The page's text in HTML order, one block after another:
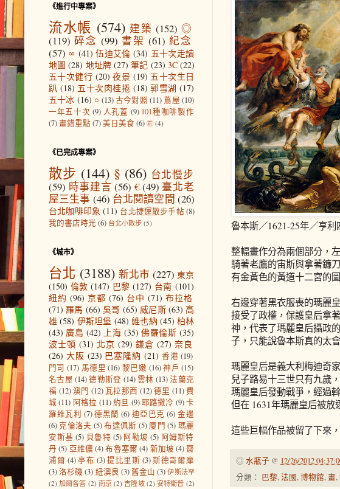
魯本斯／1621-25年／亨
整幅畫作分為兩個部分，
騎著老鷹的宙斯與拿著鐮
有金黃色的黃道十二宮的
右邊穿著黑衣服喪的瑪麗
接受了政權，保護皇后拿
神，代表了瑪麗皇后攝政
子，只能說魯本斯真的太
瑪麗皇后是義大利梅迪奇
兒子路易十三世只有九歲
瑪麗皇后發動戰爭，經過
但在 1631年瑪麗皇后被放
這些巨幅作品被留了下來
◎ 水瓶子 @ 12/26/2012
分類： 巴黎,法國,博物館,畫,
《進行中專案》
流水帳 (574) 建築 (152) ◎
(119) 碎念 (99) 書架 (61) 紀念
(57) ∞ (41) 伍迪艾倫 (34) 五十次走讀
地圖 (28) 地址牌 (27) 筆記 (23) 3C (22)
五十次健行 (20) 夜景 (19) 五十次生日
趴 (18) 五十次肉桂捲 (18) 郭雪湖 (17)
五十冰 (16) ○ (13)古今對照 (11) 蔦屋 (10)
一年五十次 (9) 人孔蓋 (9) 101種咖啡製作
(7)畫錯重點 (7)美日美食 (6) ㊣ (4)
《已完成專案》
散步 (144) § (86) 台北慢步
(59) 時事建言 (56) € (49) 臺北老
屋三生事 (46) 台北閱讀空間 (26)
台北咖啡印象 (11) 台北捷運散步手帖 (8)
我的書店時光 (6) 台北小散步 (5)
《城市》
台北 (3188) 新北市 (227) 東京
(150) 倫敦 (147) 巴黎 (127) 台南 (101)
紐約 (96) 京都 (76) 台中 (71) 布拉格
(71) 羅馬 (66) 吳哥 (65) 威尼斯 (63) 高
雄 (58) 伊斯坦堡 (48) 維也納 (45) 柏林
(43) 廣島 (42) 上海 (35) 佛羅倫斯 (35)
波士頓 (31) 北京 (29) 鎌倉 (27) 奈良
(26) 大阪 (23) 巴塞隆納 (21) 香港 (19)
門司 (17) 馬德里 (16) 黎巴嫩 (16) 神戶 (15)
名古屋 (14) 德勒斯登 (14)雲林 (13)法蘭克
福 (12) 澳門 (12)瓦拉那西 (12) 德里 (11) 費
城 (11) 阿格拉 (11)約旦 (9) 耶路撒冷 (9)卡
羅維瓦利 (7) 德黑蘭 (6) 迪亞巴克 (6) 金邊
(6) 克倫洛夫 (5)布達佩斯 (5) 廈門 (5) 瑪麗
安斯基 (5) 貝魯特 (5) 阿勒坡 (5) 阿姆斯特
丹 (5) 亞維儂 (4) 布魯塞爾 (4) 新加坡 (4) 齋
浦爾 (4) 亭布 (3) 提比里斯 (3) 斯德哥爾摩
(3)洛杉磯 (3) 紐澳良 (3)舊金山 (3) 伊斯法罕
(2) 加爾各答 (2) 南京 (2) 吉隆坡 (2) 安特衛普 (2)